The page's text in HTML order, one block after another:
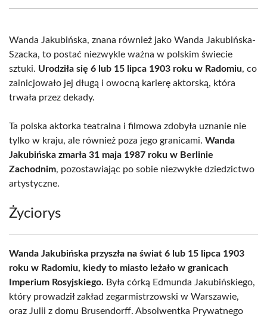
(Twitter)
Wanda Jakubińska, znana również jako Wanda Jakubińska-
Szacka, to postać niezwykle ważna w polskim świecie
sztuki. Urodziła się 6 lub 15 lipca 1903 roku w Radomiu, co
zainicjowało jej długą i owocną karierę aktorską, która
trwała przez dekady.
Ta polska aktorka teatralna i filmowa zdobyła uznanie nie
tylko w kraju, ale również poza jego granicami. Wanda
Jakubińska zmarła 31 maja 1987 roku w Berlinie
Zachodnim, pozostawiając po sobie niezwykłe dziedzictwo
artystyczne.
Życiorys
Wanda Jakubińska przyszła na świat 6 lub 15 lipca 1903
roku w Radomiu, kiedy to miasto leżało w granicach
Imperium Rosyjskiego. Była córką Edmunda Jakubińskiego,
który prowadził zakład zegarmistrzowski w Warszawie,
oraz Julii z domu Brusendorff. Absolwentka Prywatnego